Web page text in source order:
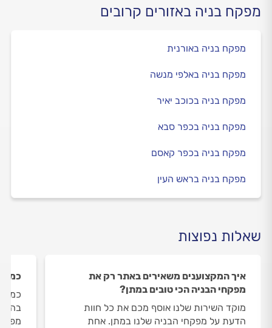
מפקח בניה באזורים קרובים
מפקח בניה באורנית
מפקח בניה באלפי מנשה
מפקח בניה בכוכב יאיר
מפקח בניה בכפר סבא
מפקח בניה בכפר קאסם
מפקח בניה בראש העין
שאלות נפוצות
איך המקצוענים משאירים באתר רק את
מפקחי הבניה הכי טובים במתן?
מוקד השירות שלנו אוסף מכם את כל חוות
הדעת על מפקחי הבניה שלנו במתן. אחת
כמה